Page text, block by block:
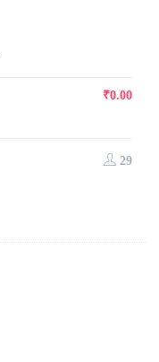
₹0.00
29